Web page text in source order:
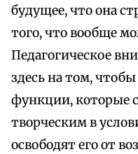
будущее, что она
того, что вообще
Педагогическое
здесь на том,
функции, которые
творческим в
освободят его от